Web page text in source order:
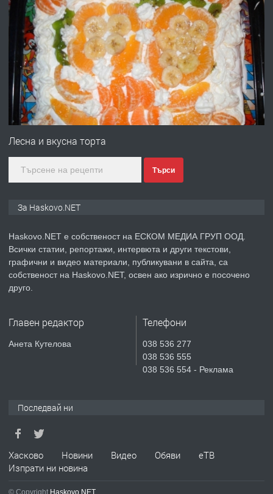
преди 3 дни
ПРЕДЛАГА Давам гараж под наем
преди 3 дни
ПРЕДЛАГА
№4120 Магазин/Офис под наем в кв.
градската градина!
преди 4 дни
ПРЕДЛАГА
Продавам парцел в гр. Хасково кв.
СГЛОБЯВАНЕ НА МЕБЕЛИ.
апартамент под наем в кв.
Лесна и вкусна торта
Търси
За Haskovo.NET
Haskovo.NET е собственост на ЕСКОМ МЕДИА ГРУП ООД.
Всички статии, репортажи, интервюта и други текстови,
графични и видео материали, публикувани в сайта, са
собственост на Haskovo.NET, освен ако изрично е посочено
друго.
Главен редактор
Анета Кутелова
Телефони
038 536 277
038 536 555
038 536 554 - Реклама
Последвай ни
Хасково Новини Видео Обяви
еТВ
Изпрати ни новина
© Copyright Haskovo.NET